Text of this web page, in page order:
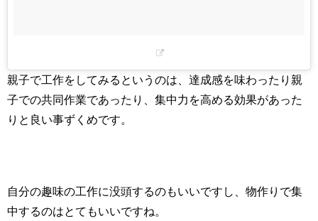
親子で工作をしてみるというのは、達成感を味わったり親
子での共同作業であったり、集中力を高める効果があった
りと良い事ずくめです。
自分の趣味の工作に没頭するのもいいですし、物作りで集
中するのはとてもいいですね。